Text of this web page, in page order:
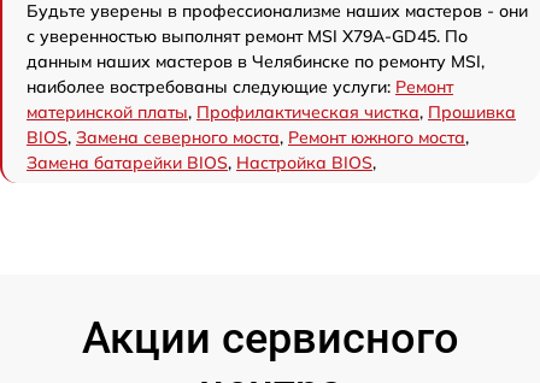
Будьте уверены в профессионализме наших мастеров - они
с уверенностью выполнят ремонт MSI X79A-GD45. По
данным наших мастеров в Челябинске по ремонту MSI,
наиболее востребованы следующие услуги: Ремонт
материнской платы, Профилактическая чистка, Прошивка
BIOS, Замена северного моста, Ремонт южного моста,
Замена батарейки BIOS, Настройка BIOS,
Акции сервисного